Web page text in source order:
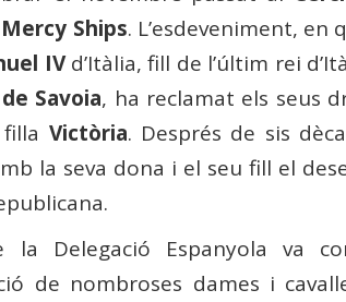
Mercy Ships. L’esdeveniment, en
IVd’Itàlia, fill de l’últim rei
Savoia, ha reclamat els seus
Victòria. Després de sis
la seva dona i el seu fill el
la Delegació Espanyola va
de nombroses dames i